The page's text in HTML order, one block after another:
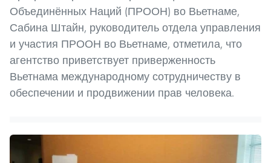
Объединённых Наций (ПРООН) во Вьетнаме,
Сабина Штайн, руководитель отдела управления
и участия ПРООН во Вьетнаме, отметила, что
агентство приветствует приверженность
Вьетнама международному сотрудничеству в
обеспечении и продвижении прав человека.